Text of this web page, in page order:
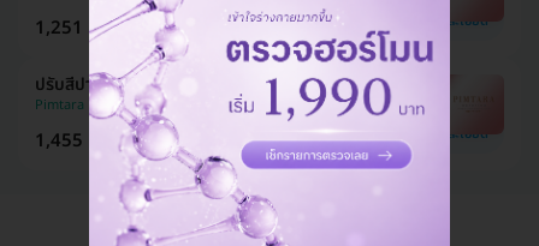
1,251 บาท4,000 บาท ดูรายละเอียด
ปรับสีปากชมพู ด้วยเลเซอร์ Q-switch 1 ครั้ง
Pimtara Estetica Clinic
1,455 บาท 2,500 บาท ประหยัด 42% ดูรายละเอียด